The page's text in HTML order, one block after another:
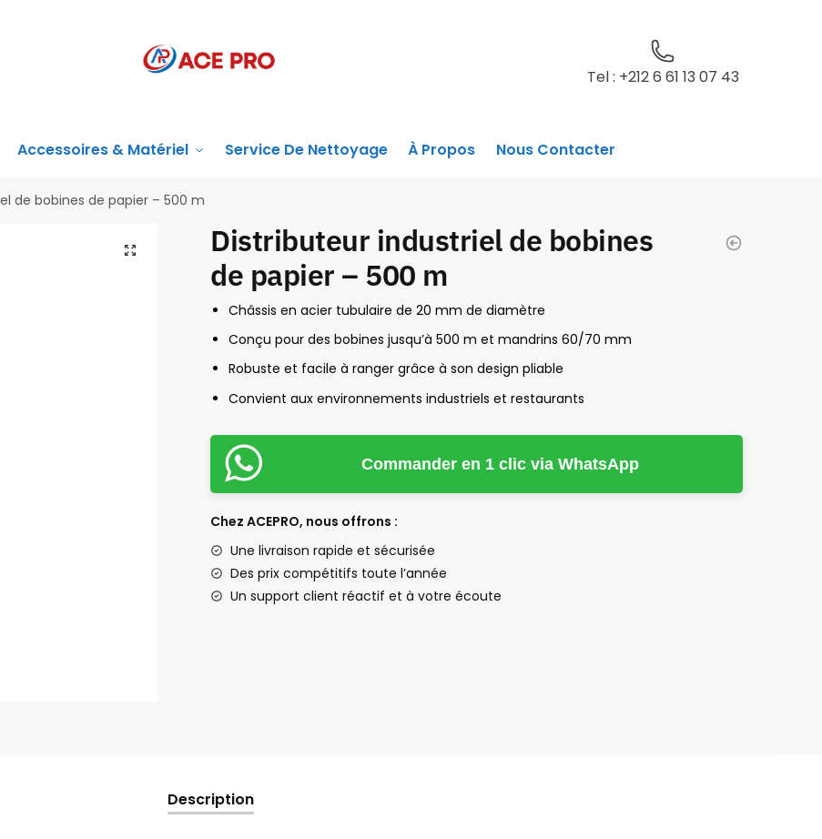
Tel : +212 6 61 13 07 43
Accessoires & Matériel Service De Nettoyage À Propos Nous Contacter
de bobines de papier – 500 m
Distributeur industriel de bobines
de papier – 500 m
Châssis en acier tubulaire de 20 mm de diamètre
Conçu pour des bobines jusqu’à 500 m et mandrins 60/70 mm
Robuste et facile à ranger grâce à son design pliable
Convient aux environnements industriels et restaurants
Commander en 1 clic via WhatsApp
Chez ACEPRO, nous offrons :
Une livraison rapide et sécurisée
Des prix compétitifs toute l’année
Un support client réactif et à votre écoute
Description